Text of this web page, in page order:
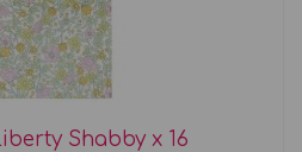
Shabby x 16